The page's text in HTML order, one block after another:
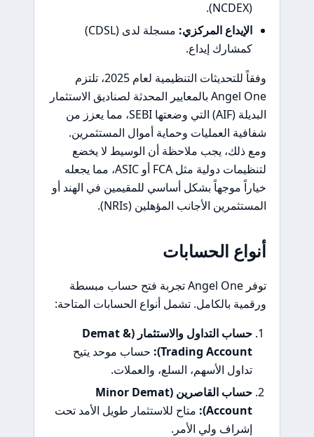
(NCDEX).
الإيداع المركزي:
مسجلة لدى (CDSL)
كمشارك إيداع.
وفقاً للتحديثات التنظيمية لعام 2025، تلتزم
Angel One بالمعايير المحدثة لصناديق الاستثمار
البديلة (AIF) التي وضعتها SEBI، مما يعزز من
شفافية العمليات وحماية أموال المستثمرين.
ومع ذلك، يجب ملاحظة أن الوسيط لا يخضع
لتنظيمات دولية مثل FCA أو ASIC، مما يجعله
خياراً موجهاً بشكل أساسي للمقيمين في الهند أو
المستثمرين الأجانب المؤهلين (NRIs).
أنواع الحسابات
توفر Angel One تجربة فتح حساب مبسطة
ورقمية بالكامل. تشمل أنواع الحسابات المتاحة:
حساب التداول والاستثمار (Demat &
Trading Account):
حساب موحد يتيح
تداول الأسهم، السلع، والعملات.
حساب القاصرين (Minor Demat
Account):
متاح للاستثمار طويل الأمد تحت
إشراف ولي الأمر.